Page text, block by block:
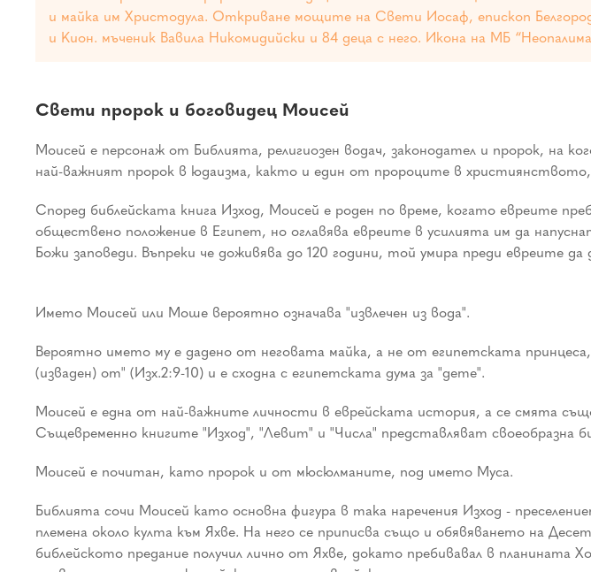
и майка им Христодула. Откриване мощите на Свети Иосаф, епископ
и Кион. мъченик Вавила Никомидийски и 84 деца с него. Икона на МБ
Свети пророк и боговидец Моисей
Моисей е персонаж от Библията, религиозен водач, законодател и пророк,
най-важният пророк в юдаизма, както и един от пророците в
Според библейската книга Изход, Моисей е роден по време, когато евреите
обществено положение в Египет, но оглавява евреите в усилията им да
Божи заповеди. Въпреки че доживява до 120 години, той умира преди евреите
Името Моисей или Моше вероятно означава "извлечен из вода".
Вероятно името му е дадено от неговата майка, а не от египетската принцеса,
(изваден) от" (Изх.2:9-10) и е сходна с египетската дума за "дете".
Моисей е една от най-важните личности в еврейската история, а се смята
Същевременно книгите "Изход", "Левит" и "Числа" представляват своеобразна
Моисей е почитан, като пророк и от мюсюлманите, под името Муса.
Библията сочи Моисей като основна фигура в така наречения Изход -
племена около култа към Яхве. На него се приписва също и обявяването на
библейското предание получил лично от Яхве, докато пребивавал в планината